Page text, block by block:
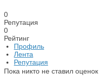
0
Репутация
0
Рейтинг
Профиль
Лента
Репутация
Пока никто не ставил оценок